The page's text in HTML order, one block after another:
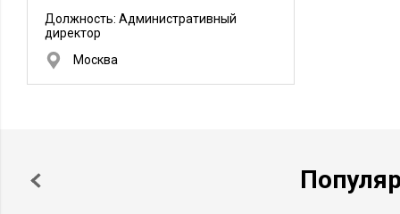
Должность: Административный
директор
Москва